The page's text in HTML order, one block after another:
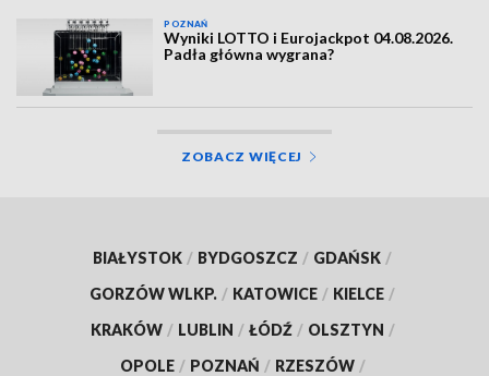
POZNAŃ
Wyniki LOTTO i Eurojackpot 04.08.2026.
Padła główna wygrana?
ZOBACZ WIĘCEJ
BIAŁYSTOK / BYDGOSZCZ / GDAŃSK /
GORZÓW WLKP. / KATOWICE / KIELCE /
KRAKÓW / LUBLIN / ŁÓDŹ / OLSZTYN /
OPOLE / POZNAŃ / RZESZÓW /